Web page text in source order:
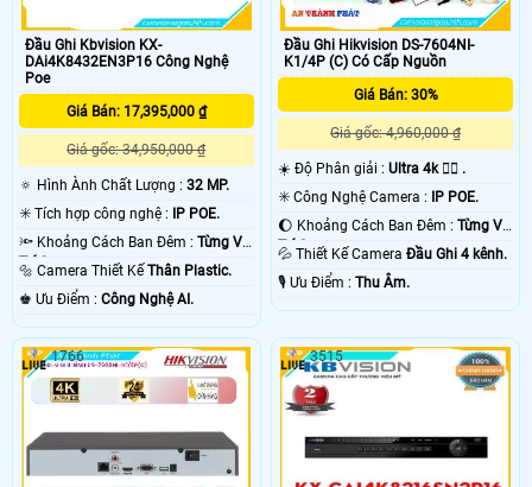
Đầu Ghi Kbvision KX-
DAi4K8432EN3P16 Công Nghệ
Poe
Giá Bán: 17,395,000 ₫
Giá gốc: 34,950,000 ₫
🔅 Hình Ành Chất Lượng : 32 MP.
✳️ Tích hợp công nghệ :
IP POE.
🔦 Khoảng Cách Ban Đêm : Từng Vị
Trí Camera .
🔩 Camera Thiết Kế Thân Plastic.
️♚ Ưu Điểm : Công Nghệ AI.
Đầu Ghi Hikvision DS-7604NI-
K1/4P (C) Có Cấp Nguồn
Giá Bán: 30%
Giá gốc: 4,960,000 ₫
☀️ Độ Phân giải :Ultra 4k 👍🏾 .
✳️ Công Nghệ Camera :
IP POE.
🌔 Khoảng Cách Ban Đêm :Từng Vị
Trí Camera .
💦 Thiết Kế CameraĐầu Ghi 4 kênh.
️🎙 Ưu Điểm :Thu Âm.
1766 3515